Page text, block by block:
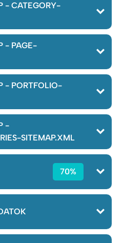
- CATEGORY-
- PAGE-
- PORTFOLIO-
-
SITEMAP.XML
70%